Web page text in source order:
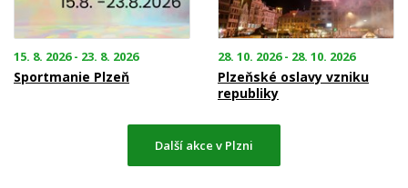
15. 8. 2026 - 23. 8. 2026
Sportmanie Plzeň
28. 10. 2026 - 28. 10. 2026
Plzeňské oslavy vzniku
republiky
Další akce v Plzni